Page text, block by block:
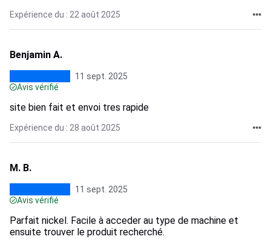
Expérience du : 22 août 2025
Benjamin A.
11 sept. 2025
Avis vérifié
site bien fait et envoi tres rapide
Expérience du : 28 août 2025
M. B.
11 sept. 2025
Avis vérifié
Parfait nickel. Facile à acceder au type de machine et
ensuite trouver le produit recherché.